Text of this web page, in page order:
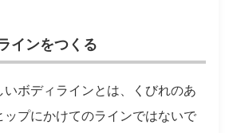
インをつくる
いボディラインとは、くびれのあ
ップにかけてのラインではないで